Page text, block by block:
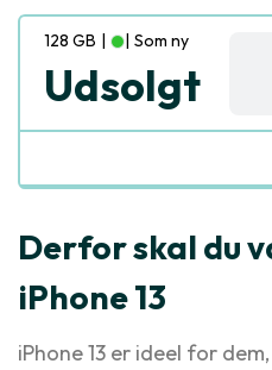
128 GB | | Som ny
Udsolgt
Derfor skal du
iPhone 13
iPhone 13 er ideel for